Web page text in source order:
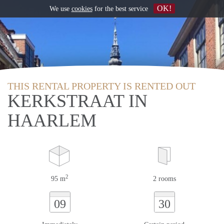
THIS RENTAL PROPERTY IS RENTED OUT
KERKSTRAAT IN
HAARLEM
95 m2 2 rooms
09 30
We use cookiesfor the best service OK!